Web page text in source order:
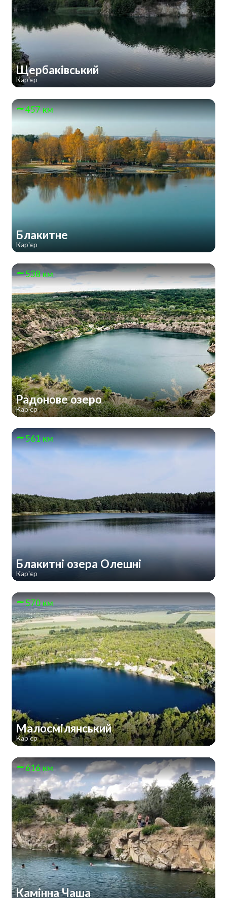
Щербаківський
Кар'єр
457 км
Блакитне
Кар'єр
538 км
Радонове озеро
Кар'єр
561 км
Блакитні озера Олешні
Кар'єр
570 км
Малосмілянський
Кар'єр
616 км
Камінна Чаша